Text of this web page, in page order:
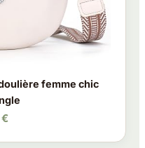
femme chic